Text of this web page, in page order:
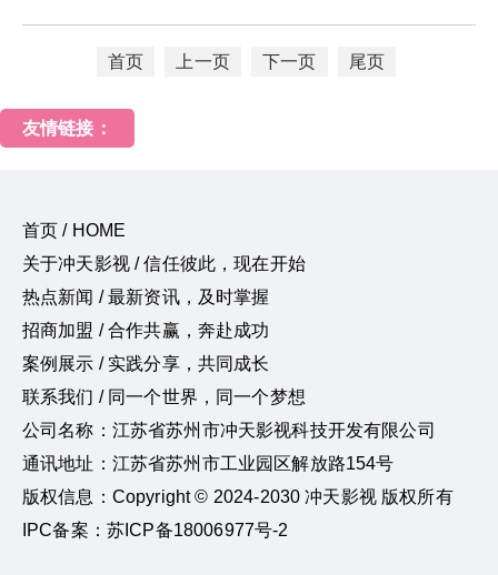
首页 上一页 下一页 尾页
友情链接：
首页 / HOME
关于冲天影视 / 信任彼此，现在开始
热点新闻 / 最新资讯，及时掌握
招商加盟 / 合作共赢，奔赴成功
案例展示 / 实践分享，共同成长
联系我们 / 同一个世界，同一个梦想
公司名称：江苏省苏州市冲天影视科技开发有限公司
通讯地址：江苏省苏州市工业园区解放路154号
版权信息：Copyright © 2024-2030 冲天影视 版权所有
IPC备案：苏ICP备18006977号-2